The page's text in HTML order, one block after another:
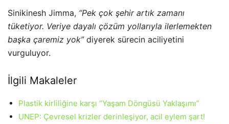
Sinikinesh Jimma, “Pek çok şehir artık zamanı
tüketiyor. Veriye dayalı çözüm yollarıyla ilerlemekten
başka çaremiz yok”diyerek sürecin aciliyetini
vurguluyor.
İlgili Makaleler
Plastik kirliliğine karşı “Yaşam Döngüsü Yaklaşımı”
UNEP: Çevresel krizler derinleşiyor, acil eylem şart!